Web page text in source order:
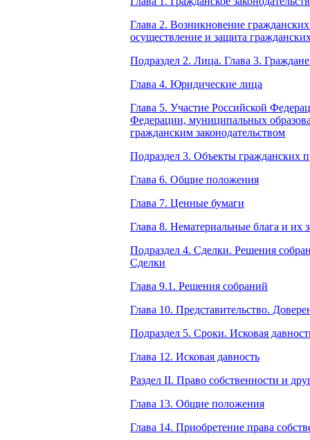
Глава 2. Возникновение
осуществление и защита
Подраздел 2. Лица. Глава 3.
Глава 4. Юридические лица
Глава 5. Участие Российской
Федерации, муниципальных
гражданским законодательством
Подраздел 3. Объекты гражданских
Глава 6. Общие положения
Глава 7. Ценные бумаги
Глава 8. Нематериальные блага и их
Подраздел 4. Сделки. Решения
Сделки
Глава 9.1. Решения собраний
Глава 10. Представительство.
Подраздел 5. Сроки. Исковая
Глава 12. Исковая давность
Раздел II. Право собственности и
Глава 13. Общие положения
Глава 14. Приобретение права